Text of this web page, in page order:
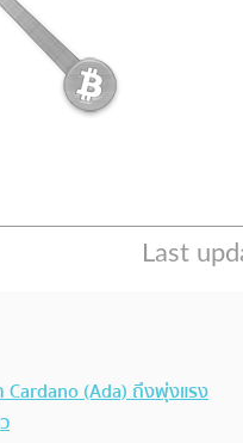
Cardano (Ada) ถึงพุ่งแรง